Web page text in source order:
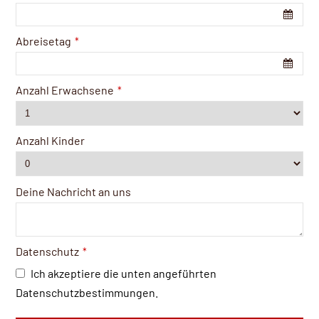
Abreisetag *
Anzahl Erwachsene *
Anzahl Kinder
Deine Nachricht an uns
Datenschutz *
Ich akzeptiere die unten angeführten
Datenschutzbestimmungen.